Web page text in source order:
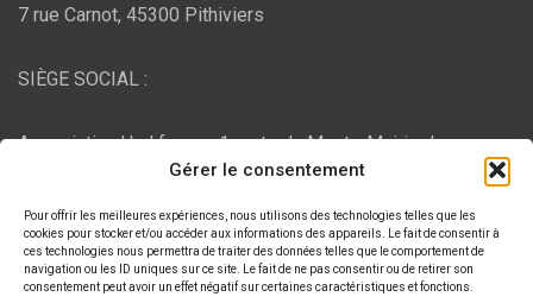
Gérer le consentement
Pour offrir les meilleures expériences, nous utilisons des technologies telles que les
cookies pour stocker et/ou accéder aux informations des appareils. Le fait de consentir à
ces technologies nous permettra de traiter des données telles que le comportement de
navigation ou les ID uniques sur ce site. Le fait de ne pas consentir ou de retirer son
consentement peut avoir un effet négatif sur certaines caractéristiques et fonctions.
7 rue Carnot, 45300 Pithiviers
SIÈGE SOCIAL :
Association Ural france, 1 route du Mont - Mairie de
Bujaleuf, 87460 Bujaleuf
HÉBERGEMENT :